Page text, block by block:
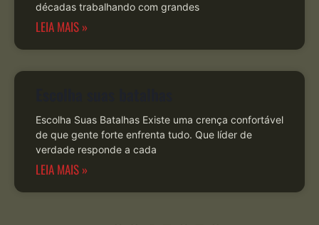
décadas trabalhando com grandes
LEIA MAIS »
Escolha Suas Batalhas Existe uma crença confortável
de que gente forte enfrenta tudo. Que líder de
verdade responde a cada
LEIA MAIS »